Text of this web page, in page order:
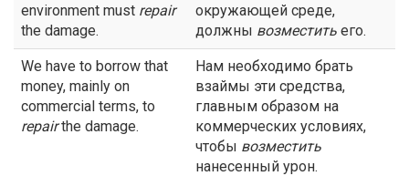
environment must repair
the damage.
окружающей среде,
должны возместить его.
We have to borrow that
money, mainly on
commercial terms, to
repairthe damage.
Нам необходимо брать
взаймы эти средства,
главным образом на
коммерческих условиях,
чтобы возместить
нанесенный урон.